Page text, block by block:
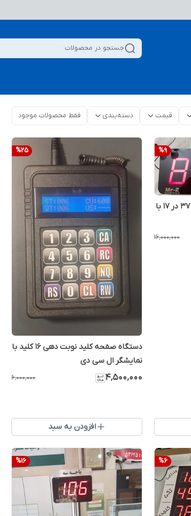
جستجو در محصولات
قیمت دسته‌بندی فقط محصولات موجود
%9
دستگاه فراخوان مشتری ابعاد ۳۷ در ۱۷ با
۱۶٬۰۰۰٬۰۰۰
%25
دستگاه صفحه کلید نوبت دهی ۱۶ کلید با
نمایشگر ال سی دی
۴٬۵۰۰٬۰۰۰ ۶٬۰۰۰٬۰۰۰
افزودن به سبد
%6
%16